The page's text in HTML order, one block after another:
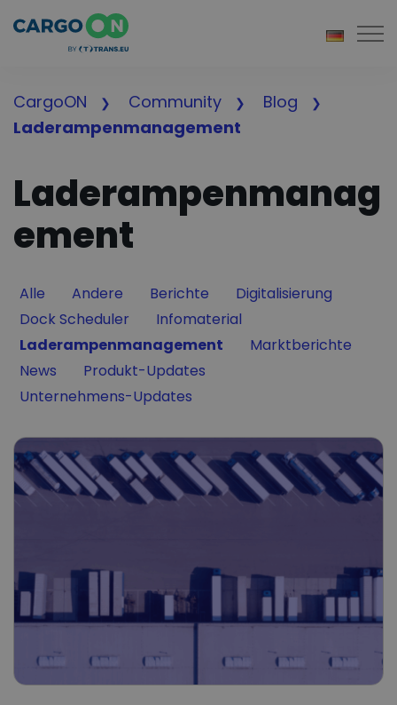
CargoON Community
Blog
Laderampenmanagement
Laderampenmanag
ement
Filter by
Alle Filter by
Andere Filter by
Berichte Filter by
Digitalisierung
Filter by
Dock Scheduler Filter by
Infomaterial
Filter by
Laderampenmanagement Filter by
Marktberichte
Filter by
News Filter by
Produkt-Updates
Filter by
Unternehmens-Updates